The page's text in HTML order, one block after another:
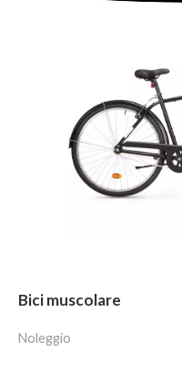
Bici muscolare
Noleggio